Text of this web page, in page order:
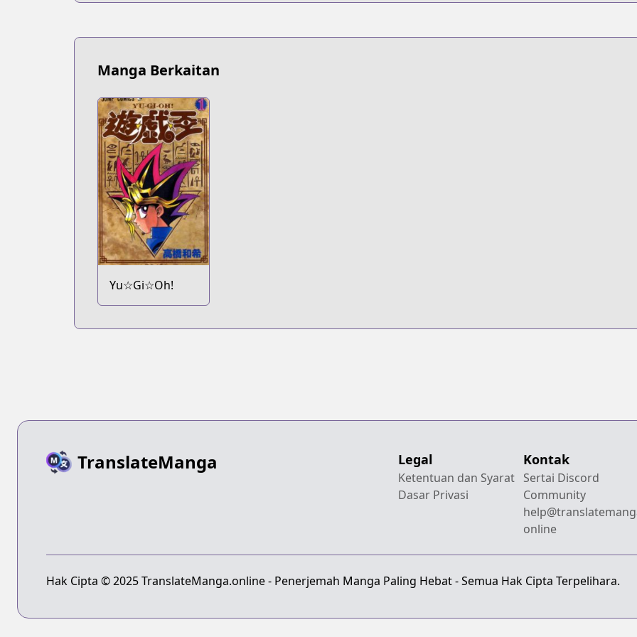
Manga Berkaitan
Yu☆Gi☆Oh!
TranslateManga Legal
Ketentuan dan Syarat
Dasar Privasi
Kontak
Sertai Discord
Community
online
Hak Cipta © 2025 TranslateManga.online - Penerjemah Manga Paling Hebat - Semua Hak Cipta Terpelihara.